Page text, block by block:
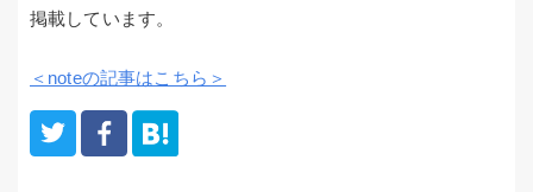
掲載しています。
＜noteの記事はこちら＞